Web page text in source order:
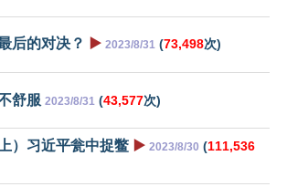
后的对决？ ▶️ 2023/8/31 (73,498次)
舒服 2023/8/31 (43,577次)
）习近平瓮中捉鳖 ▶️ 2023/8/30 (111,536